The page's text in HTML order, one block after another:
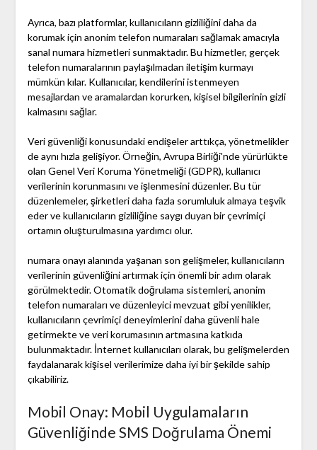
Ayrıca, bazı platformlar, kullanıcıların gizliliğini daha da
korumak için anonim telefon numaraları sağlamak amacıyla
sanal numara hizmetleri sunmaktadır. Bu hizmetler, gerçek
telefon numaralarının paylaşılmadan iletişim kurmayı
mümkün kılar. Kullanıcılar, kendilerini istenmeyen
mesajlardan ve aramalardan korurken, kişisel bilgilerinin gizli
kalmasını sağlar.
Veri güvenliği konusundaki endişeler arttıkça, yönetmelikler
de aynı hızla gelişiyor. Örneğin, Avrupa Birliği'nde yürürlükte
olan Genel Veri Koruma Yönetmeliği (GDPR), kullanıcı
verilerinin korunmasını ve işlenmesini düzenler. Bu tür
düzenlemeler, şirketleri daha fazla sorumluluk almaya teşvik
eder ve kullanıcıların gizliliğine saygı duyan bir çevrimiçi
ortamın oluşturulmasına yardımcı olur.
numara onayı alanında yaşanan son gelişmeler, kullanıcıların
verilerinin güvenliğini artırmak için önemli bir adım olarak
görülmektedir. Otomatik doğrulama sistemleri, anonim
telefon numaraları ve düzenleyici mevzuat gibi yenilikler,
kullanıcıların çevrimiçi deneyimlerini daha güvenli hale
getirmekte ve veri korumasının artmasına katkıda
bulunmaktadır. İnternet kullanıcıları olarak, bu gelişmelerden
faydalanarak kişisel verilerimize daha iyi bir şekilde sahip
çıkabiliriz.
Mobil Onay: Mobil Uygulamaların
Güvenliğinde SMS Doğrulama Önemi